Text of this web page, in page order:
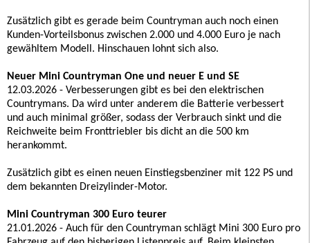
Zusätzlich gibt es gerade beim Countryman auch noch einen
Kunden-Vorteilsbonus zwischen 2.000 und 4.000 Euro je nach
gewähltem Modell. Hinschauen lohnt sich also.
Neuer Mini Countryman One und neuer E und SE
12.03.2026 - Verbesserungen gibt es bei den elektrischen
Countrymans. Da wird unter anderem die Batterie verbessert
und auch minimal größer, sodass der Verbrauch sinkt und die
Reichweite beim Fronttriebler bis dicht an die 500 km
herankommt.
Zusätzlich gibt es einen neuen Einstiegsbenziner mit 122 PS und
dem bekannten Dreizylinder-Motor.
Mini Countryman 300 Euro teurer
21.01.2026 - Auch für den Countryman schlägt Mini 300 Euro pro